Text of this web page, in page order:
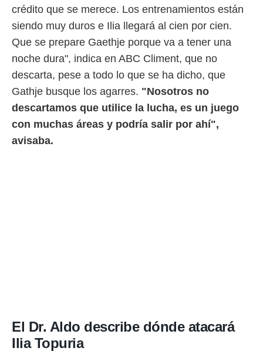
crédito que se merece. Los entrenamientos están
siendo muy duros e Ilia llegará al cien por cien.
Que se prepare Gaethje porque va a tener una
noche dura", indica en ABC Climent, que no
descarta, pese a todo lo que se ha dicho, que
Gathje busque los agarres. "Nosotros no
descartamos que utilice la lucha, es un juego
con muchas áreas y podría salir por ahí",
avisaba.
El Dr. Aldo describe dónde atacará
Ilia Topuria